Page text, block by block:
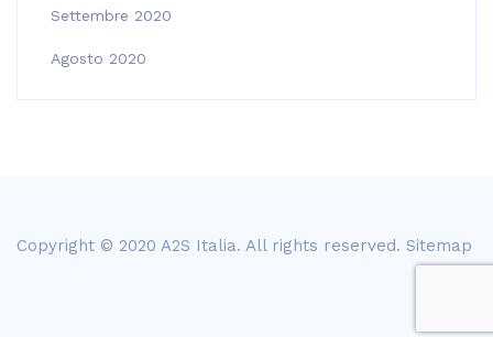
Settembre 2020
Agosto 2020
Copyright © 2020 A2S Italia. All rights reserved. Sitemap